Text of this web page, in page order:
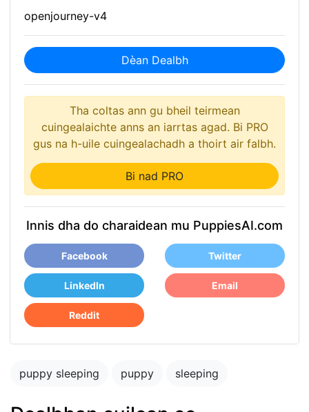
openjourney-v4
Dèan Dealbh
Tha coltas ann gu bheil teirmean
cuingealaichte anns an iarrtas agad. Bi PRO
gus na h-uile cuingealachadh a thoirt air falbh.
Bi nad PRO
Innis dha do charaidean mu PuppiesAI.com
Facebook Twitter
LinkedIn Email
Reddit
puppy sleeping puppy sleeping